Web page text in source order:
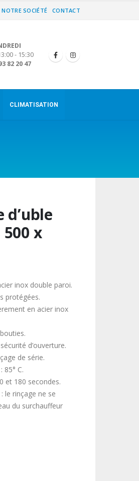
NOTRE SOCIÉTÉ CONTACT
- 15:30
82 20 47
CLIMATISATION
d’uble
x
inox double paroi.
protégées.
en acier inox
d’ouverture.
de série.
85° C.
et 180 secondes.
le rinçage ne se
du surchauffeur